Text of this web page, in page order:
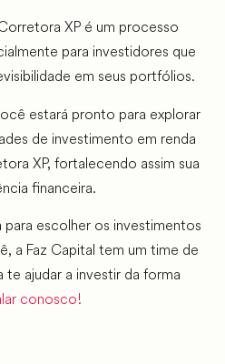
XP é um processo
para investidores que
em seus portfólios.
estará pronto para explorar
de investimento em renda
XP, fortalecendo assim sua
financeira.
escolher os investimentos
a Faz Capital tem um time de
ajudar a investir da forma
conosco!